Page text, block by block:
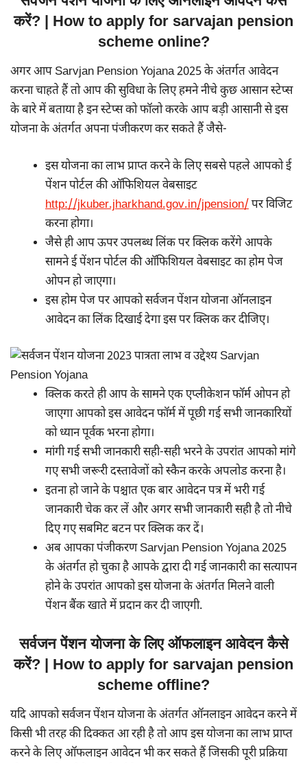
करें? | How to apply for sarvajan pension
scheme online?
अगर आप Sarvjan Pension Yojana 2025 के अंतर्गत आवेदन
करना चाहते हैं तो आप की सुविधा के लिए हमने नीचे कुछ आसान स्टेप्स
के बारे में बताया है इन स्टेप्स को फॉलो करके आप बड़ी आसानी से इस
योजना के अंतर्गत अपना पंजीकरण कर सकते हैं जैसे-
इस योजना का लाभ प्राप्त करने के लिए सबसे पहले आपको ई
पेंशन पोर्टल की ऑफिशियल वेबसाइट
http://jkuber.jharkhand.gov.in/jpension/पर विजिट
करना होगा।
जैसे ही आप ऊपर उपलब्ध लिंक पर क्लिक करेंगे आपके
सामने ई पेंशन पोर्टल की ऑफिशियल वेबसाइट का होम पेज
ओपन हो जाएगा।
इस होम पेज पर आपको सर्वजन पेंशन योजना ऑनलाइन
आवेदन का लिंक दिखाई देगा इस पर क्लिक कर दीजिए।
क्लिक करते ही आप के सामने एक एप्लीकेशन फॉर्म ओपन हो
जाएगा आपको इस आवेदन फॉर्म में पूछी गई सभी जानकारियों
को ध्यान पूर्वक भरना होगा।
मांगी गई सभी जानकारी सही-सही भरने के उपरांत आपको मांगे
गए सभी जरूरी दस्तावेजों को स्कैन करके अपलोड करना है।
इतना हो जाने के पश्चात एक बार आवेदन पत्र में भरी गई
जानकारी चेक कर लें और अगर सभी जानकारी सही है तो नीचे
दिए गए सबमिट बटन पर क्लिक कर दें।
अब आपका पंजीकरण Sarvjan Pension Yojana 2025
के अंतर्गत हो चुका है आपके द्वारा दी गई जानकारी का सत्यापन
होने के उपरांत आपको इस योजना के अंतर्गत मिलने वाली
पेंशन बैंक खाते में प्रदान कर दी जाएगी.
सर्वजन पेंशन योजना के लिए ऑफलाइन आवेदन कैसे
करें? | How to apply for sarvajan pension
scheme offline?
यदि आपको सर्वजन पेंशन योजना के अंतर्गत ऑनलाइन आवेदन करने में
किसी भी तरह की दिक्कत आ रही है तो आप इस योजना का लाभ प्राप्त
करने के लिए ऑफलाइन आवेदन भी कर सकते हैं जिसकी पूरी प्रक्रिया